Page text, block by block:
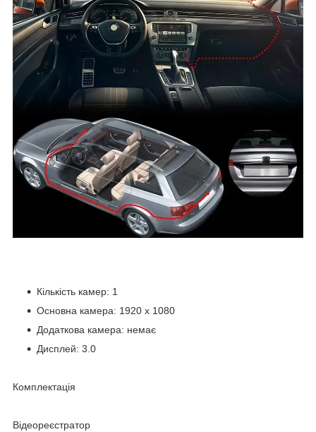
Кількість камер: 1
Основна камера: 1920 x 1080
Додаткова камера: немає
Дисплей: 3.0
Комплектація
Відеореєстратор